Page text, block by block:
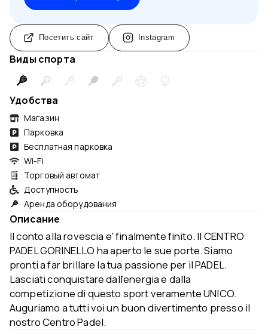
Посетить сайт Instagram
Виды спорта
Удобства
Магазин
Парковка
Бесплатная парковка
Wi-Fi
Торговый автомат
Доступность
Аренда оборудования
Описание
Il conto alla rovescia e' finalmente finito. Il CENTRO
PADEL GORINELLO ha aperto le sue porte. Siamo
pronti a far brillare la tua passione per il PADEL.
Lasciati conquistare dall'energia e dalla
competizione di questo sport veramente UNICO.
Auguriamo a tutti voi un buon divertimento presso il
nostro Centro Padel.